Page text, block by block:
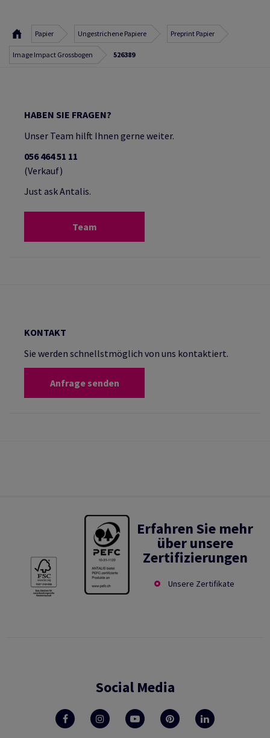
Papier Ungestrichene Papiere Preprint Papier
Image Impact Grossbogen 526389
HABEN SIE FRAGEN?
Unser Team hilft Ihnen gerne weiter.
056 464 51 11
(Verkauf)
Just ask Antalis.
Team
KONTAKT
Sie werden schnellstmöglich von uns kontaktiert.
Anfrage senden
Erfahren Sie mehr
über unsere
Zertifizierungen
Unsere Zertifikate
Social Media